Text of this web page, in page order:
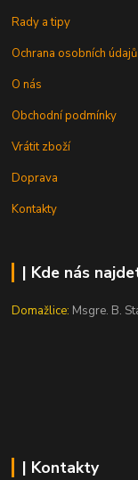
Rady a tipy
Ochrana osobních údajů
O nás
Obchodní podmínky
Vrátit zboží
Doprava
Kontakty
| Kde nás
Domažlice: Msgre. B.
| Kontakty